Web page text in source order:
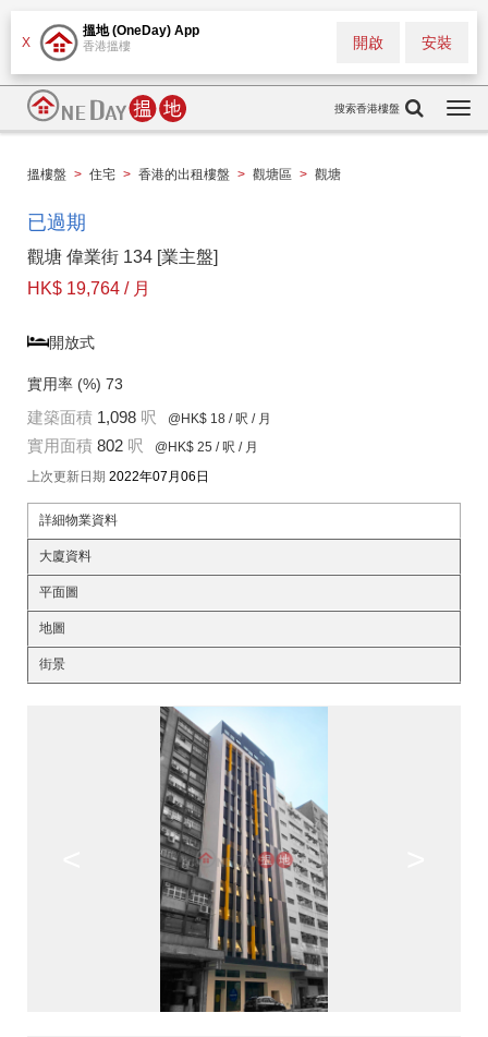
X
搵地 (OneDay) App
香港搵樓 安裝
開啟
搜索香港樓盤
搵樓盤 > 住宅 > 香港的出租樓盤 > 觀塘區 > 觀塘
已過期
觀塘 偉業街 134 [業主盤]
HK$ 19,764 / 月
開放式
實用率 (%) 73
建築面積 1,098 呎 @HK$ 18 / 呎 / 月
實用面積 802 呎 @HK$ 25 / 呎 / 月
上次更新日期 2022年07月06日
詳細物業資料
大廈資料
平面圖
地圖
街景